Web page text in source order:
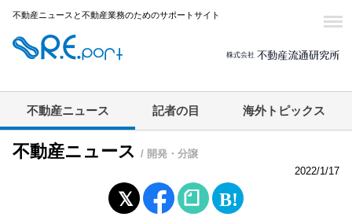
不動産ニュースと不動産業務のためのサポートサイト
不動産ニュース 記者の目 海外トピックス
不動産ニュース / 開発・分譲
2022/1/17